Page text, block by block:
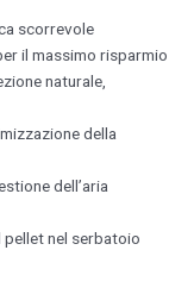
scorrevole
il massimo risparmio
naturale,
della
dell’aria
pellet nel serbatoio